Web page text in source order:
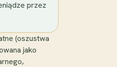
przez
(oszustwa
jako